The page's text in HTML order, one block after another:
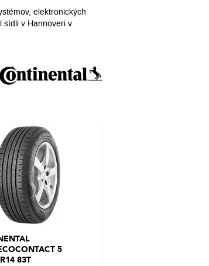
elektronických
sídli v Hannoveri v
5
83T